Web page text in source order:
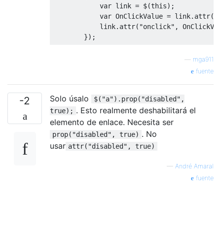
var link = $(this);
var OnClickValue = link. attr(
            link
. attr( "onclick" ,
});
mga911
fuente
-2 Solo úsalo
$("a").prop("disabled",
true); . Esto realmente deshabilitará el
elemento de enlace. Necesita ser
prop("disabled", true) . No
usar attr("disabled", true)
— André Amaral
fuente